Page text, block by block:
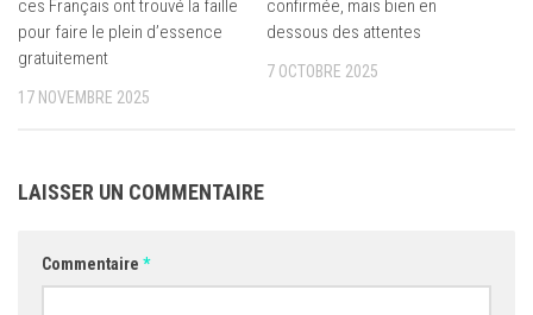
ces Français ont trouvé la faille
pour faire le plein d’essence
gratuitement
17 NOVEMBRE 2025
confirmée, mais bien en
dessous des attentes
7 OCTOBRE 2025
LAISSER UN COMMENTAIRE
Commentaire *